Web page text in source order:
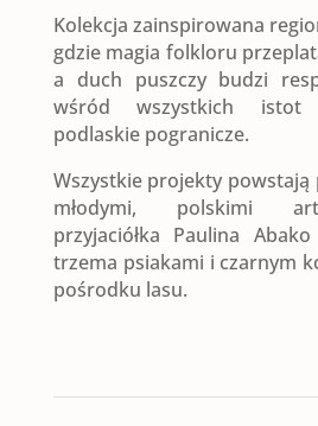
Kolekcja zainspirowana
gdzie magia folkloru
a duch puszczy budzi
wśród wszystkich istot
podlaskie pogranicze.
Wszystkie projekty powstają
młodymi, polskimi
przyjaciółka Paulina
trzema psiakami i czarnym
pośrodku lasu.